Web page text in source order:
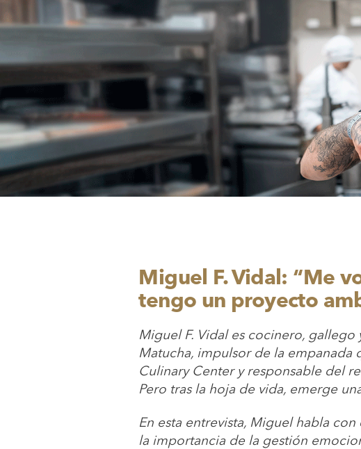
Miguel F. Vidal: “Me
tengo un proyecto
Miguel F. Vidal es cocinero,
Matucha, impulsor de la
Culinary Center y responsable del
Pero tras la hoja de vida, emerge
En esta entrevista, Miguel habla
la importancia de la gestión